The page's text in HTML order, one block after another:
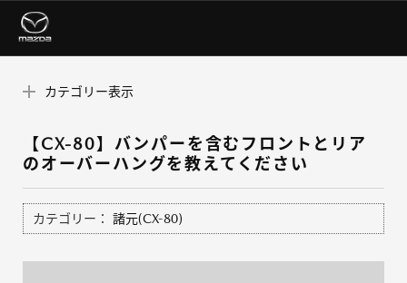
カテゴリー表示
【CX-80】バンパーを含むフロントとリア
のオーバーハングを教えてください
カテゴリー： 諸元(CX-80)